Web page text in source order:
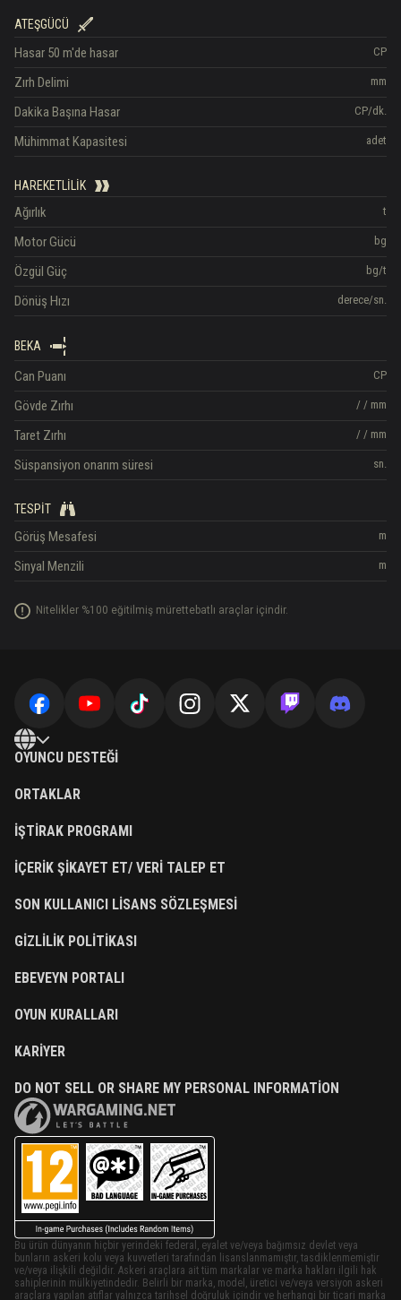
ATEŞGÜCÜ
CP
Hasar 50 m'de hasar
mm
Zırh Delimi
CP/dk.
Dakika Başına Hasar
adet
Mühimmat Kapasitesi
HAREKETLILIK
t
Ağırlık
bg
Motor Gücü
bg/t
Özgül Güç
derece/sn.
Dönüş Hızı
BEKA
CP
Can Puanı
/ / mm
Gövde Zırhı
/ / mm
Taret Zırhı
sn.
Süspansiyon onarım süresi
TESPIT
m
Görüş Mesafesi
m
Sinyal Menzili
Nitelikler %100 eğitilmiş mürettebatlı araçlar içindir.
OYUNCU DESTEĞI
ORTAKLAR
İŞTIRAK PROGRAMI
İÇERIK ŞIKAYET ET/ VERI TALEP ET
SON KULLANICI LISANS SÖZLEŞMESI
GIZLILIK POLITIKASI
EBEVEYN PORTALI
OYUN KURALLARI
KARIYER
DO NOT SELL OR SHARE MY PERSONAL INFORMATION
Bu ürün dünyanın hiçbir yerindeki federal, eyalet ve/veya bağımsız devlet veya
bunların askeri kolu veya kuvvetleri tarafından lisanslanmamıştır, tasdiklenmemiştir
ve/veya ilişkili değildir. Askeri araçlara ait tüm markalar ve marka hakları ilgili hak
sahiplerinin mülkiyetindedir. Belirli bir marka, model, üretici ve/veya versiyon askeri
araçlara yapılan atıflar yalnızca tarihsel doğruluk içindir ve herhangi bir ticari marka